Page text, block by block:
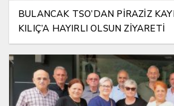
BULANCAK TSO’DAN PİRAZİZ
KILIÇ’A HAYIRLI OLSUN ZİYARETİ